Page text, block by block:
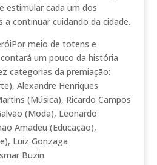
estimular cada um dos
continuar cuidando da cidade.
meio de totens e
um pouco da história
categorias da premiação:
Alexandre Henriques
(Música), Ricardo Campos
(Moda), Leonardo
Amadeu (Educação),
Luiz Gonzaga
Buzin